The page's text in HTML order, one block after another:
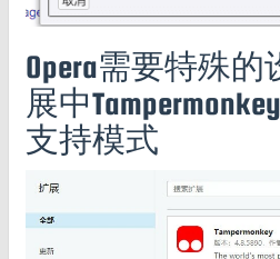
Opera需要特殊
展中
支持模式